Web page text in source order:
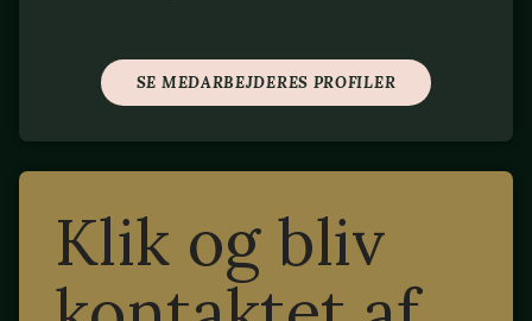
SE MEDARBEJDERES PROFILER
Klik og bliv